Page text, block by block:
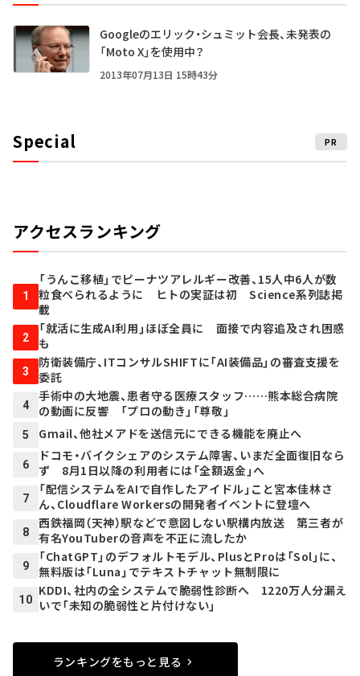
Googleのエリック・シュミット会長、未発表の
「Moto X」を使用中？
2013年07月13日 15時43分
Special PR
アクセスランキング
1
「うんこ移植」でピーナツアレルギー改善、15人中6人が数
粒食べられるように ヒトの実証は初 Science系列誌掲
載
2
「就活に生成AI利用」ほぼ全員に 面接で内容追及され困惑
も
3
防衛装備庁、ITコンサルSHIFTに「AI装備品」の審査支援を
委託
4
手術中の大地震、患者守る医療スタッフ……熊本総合病院
の動画に反響 「プロの動き」「尊敬」
5 Gmail、他社メアドを送信元にできる機能を廃止へ
6
ドコモ・バイクシェアのシステム障害、いまだ全面復旧なら
ず 8月1日以降の利用者には「全額返金」へ
7
「配信システムをAIで自作したアイドル」こと宮本佳林さ
ん、Cloudflare Workersの開発者イベントに登壇へ
8
西鉄福岡（天神）駅などで意図しない駅構内放送 第三者が
有名YouTuberの音声を不正に流したか
9
「ChatGPT」のデフォルトモデル、PlusとProは「Sol」に、
無料版は「Luna」でテキストチャット無制限に
10
KDDI、社内の全システムで脆弱性診断へ 1220万人分漏え
いで「未知の脆弱性と片付けない」
ランキングをもっと見る